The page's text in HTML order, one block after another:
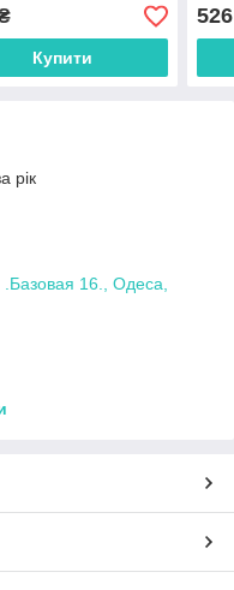
Купити
526
рік
16., Одеса,